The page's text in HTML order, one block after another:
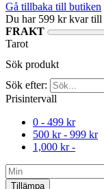
Gå tillbaka till butiken
Du har 599 krkvar till
FRAKT
Tarot
Sök produkt
Sök efter:
Prisintervall
0 - 499 kr
500 kr- 999 kr
1,000 kr-
Tillämpa